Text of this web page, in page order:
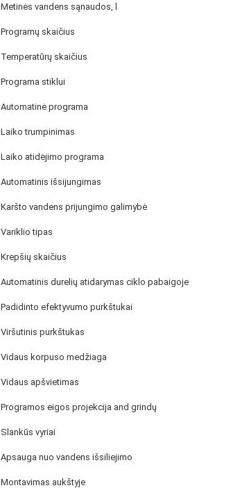
Metinės vandens sąnaudos, l
Programų skaičius
Temperatūrų skaičius
Programa stiklui
Automatinė programa
Laiko trumpinimas
Laiko atidėjimo programa
Automatinis išsijungimas
Karšto vandens prijungimo galimybė
Variklio tipas
Krepšių skaičius
Automatinis durelių atidarymas ciklo pabaigoje
Padidinto efektyvumo purkštukai
Viršutinis purkštukas
Vidaus korpuso medžiaga
Vidaus apšvietimas
Programos eigos projekcija and grindų
Slankūs vyriai
Apsauga nuo vandens išsiliejimo
Montavimas aukštyje